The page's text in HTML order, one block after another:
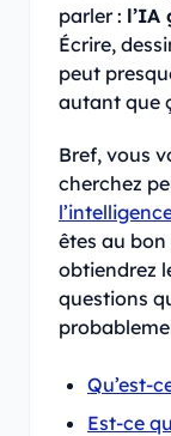
parler : l’IA
Écrire,
peut
autant que
Bref, vous
cherchez
êtes au
obtiendrez
questions
Qu’est-
Est-ce